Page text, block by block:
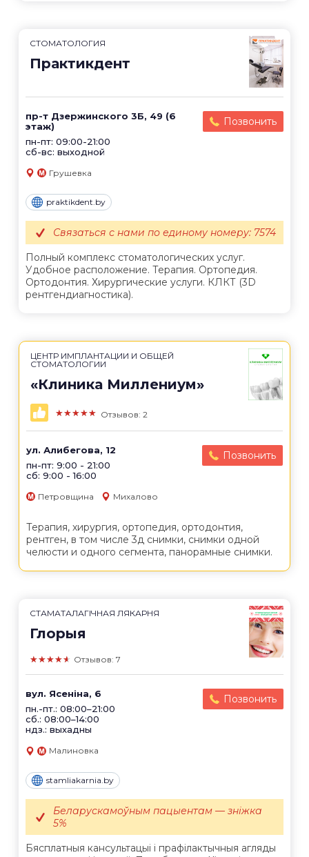
СТОМАТОЛОГИЯ
Практикдент
пр-т Дзержинского 3Б, 49 (6
этаж)
пн-пт: 09:00-21:00
сб-вс: выходной
Позвонить
Грушевка
praktikdent.by
Полный комплекс стоматологических услуг.
Удобное расположение. Терапия. Ортопедия.
Ортодонтия. Хирургические услуги. КЛКТ (3D
рентгендиагностика).
Связаться с нами по единому номеру: 7574
ЦЕНТР ИМПЛАНТАЦИИ И ОБЩЕЙ
СТОМАТОЛОГИИ
«Клиника Миллениум»
★★★★★ Отзывов: 2
ул. Алибегова, 12
пн-пт: 9:00 - 21:00
сб: 9:00 - 16:00
Позвонить
Петровщина Михалово
Терапия, хирургия, ортопедия, ортодонтия,
рентген, в том числе 3д снимки, снимки одной
челюсти и одного сегмента, панорамные снимки.
СТАМАТАЛАГІЧНАЯ ЛЯКАРНЯ
Глорыя
★★★★★ Отзывов: 7
вул. Ясеніна, 6
пн.-пт.: 08:00–21:00
сб.: 08:00–14:00
ндз.: выхадны
Позвонить
Малиновка
stamliakarnia.by
Бясплатныя кансультацыі і прафілактычныя агляды
Беларускамоўным пацыентам — зніжка
5%